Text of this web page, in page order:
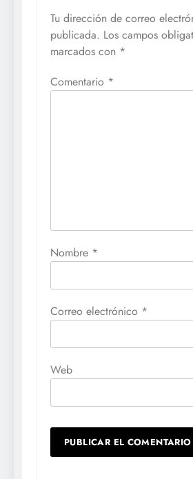
Tu dirección de correo
publicada. Los campos
marcados con *
Comentario *
Nombre *
Correo electrónico *
Web